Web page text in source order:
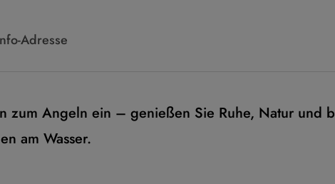
Adresse
zum Angeln ein – genießen Sie Ruhe, Natur und
am Wasser.